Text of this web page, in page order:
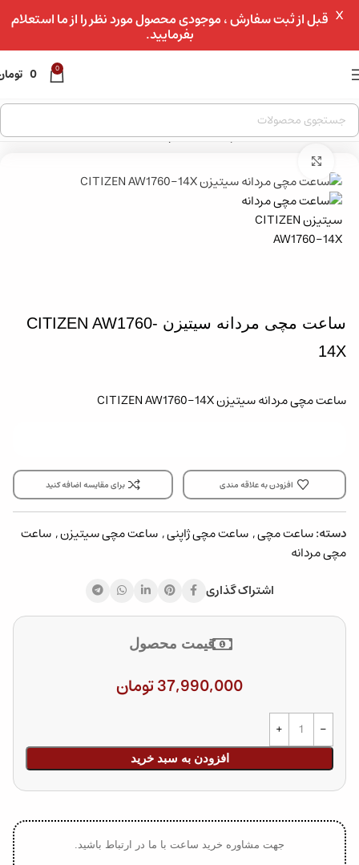
عبور به ناوبری
0
0
خانه»فروشگاه»ساعت مچی»ساعت مچی مردانه سیتیزن CITIZEN AW1760-14X
ساعت مچی مردانه سیتیزن CITIZEN AW1760-
14X
ساعت مچی مردانه سیتیزن CITIZEN AW1760-14X
افزودن به علاقه مندی برای مقایسه اضافه کنید
دسته:ساعت مچی, ساعت مچی ژاپنی, ساعت مچی سیتیزن, ساعت
مچی مردانه
اشتراک گذاری
قیمت محصول
37,990,000تومان
افزودن به سبد خرید
جهت مشاوره خرید ساعت با ما در ارتباط باشید.
قبل از ثبت سفارش ، موجودی محصول مورد نظر را از ما استعلام
بفرمایید.
X